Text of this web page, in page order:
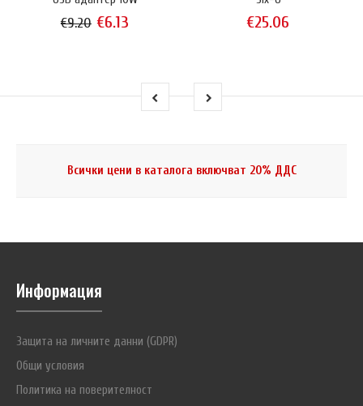
€9.20 €6.13 €25.06
Всички цени в каталога включват 20% ДДС
Информация
Защита на личните данни (GDPR)
Общи условия
Политика на поверителност